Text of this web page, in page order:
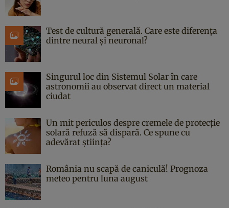
Test de cultură generală. Care este diferența
dintre neural și neuronal?
Singurul loc din Sistemul Solar în care
astronomii au observat direct un material
ciudat
Un mit periculos despre cremele de protecție
solară refuză să dispară. Ce spune cu
adevărat știința?
România nu scapă de caniculă! Prognoza
meteo pentru luna august